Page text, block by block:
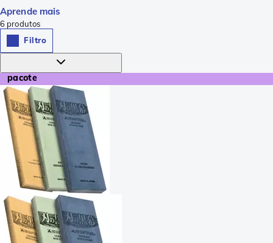
Aprende mais
6 produtos
Filtro
pacote